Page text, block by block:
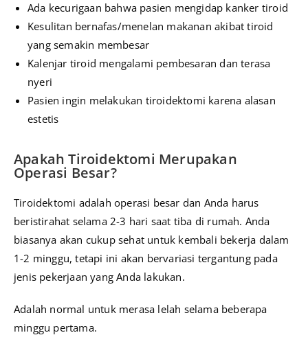
Ada kecurigaan bahwa pasien mengidap kanker tiroid
Kesulitan bernafas/menelan makanan akibat tiroid
yang semakin membesar
Kalenjar tiroid mengalami pembesaran dan terasa
nyeri
Pasien ingin melakukan tiroidektomi karena alasan
estetis
Apakah Tiroidektomi Merupakan
Operasi Besar?
Tiroidektomi adalah operasi besar dan Anda harus
beristirahat selama 2-3 hari saat tiba di rumah. Anda
biasanya akan cukup sehat untuk kembali bekerja dalam
1-2 minggu, tetapi ini akan bervariasi tergantung pada
jenis pekerjaan yang Anda lakukan.
Adalah normal untuk merasa lelah selama beberapa
minggu pertama.